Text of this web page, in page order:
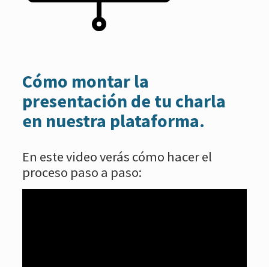
Cómo montar la
presentación de tu charla
en nuestra plataforma.
En este video verás cómo hacer el
proceso paso a paso: